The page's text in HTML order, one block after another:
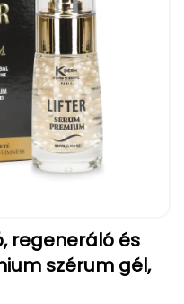
regeneráló és
szérum gél,